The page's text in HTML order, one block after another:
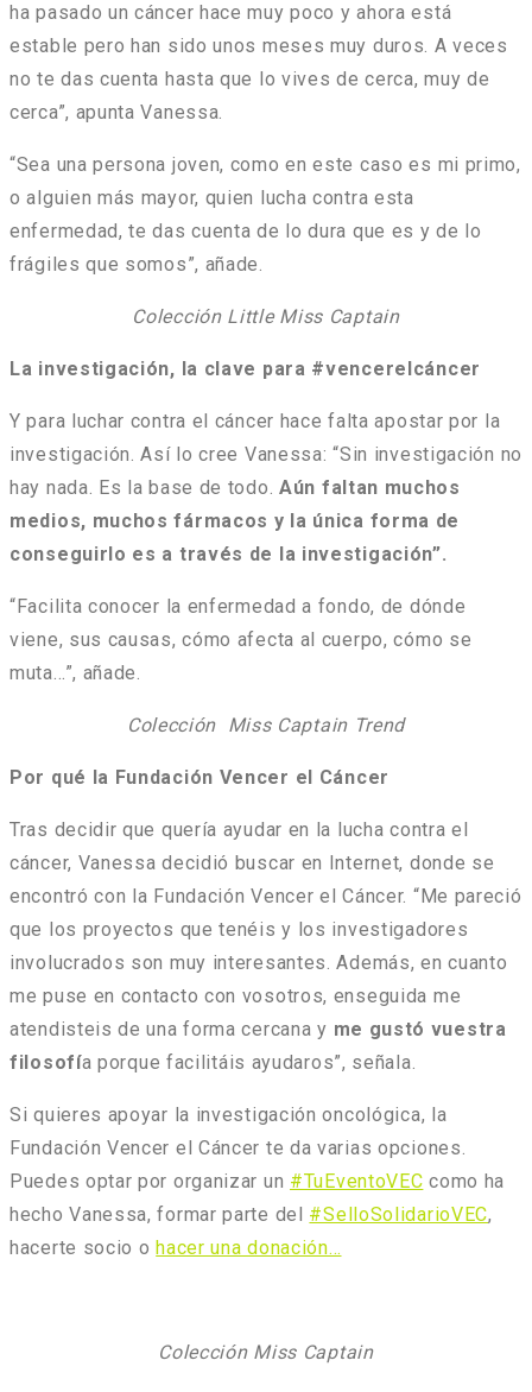
ha pasado un cáncer hace muy poco y ahora está
estable pero han sido unos meses muy duros. A veces
no te das cuenta hasta que lo vives de cerca, muy de
cerca”, apunta Vanessa.
“Sea una persona joven, como en este caso es mi primo,
o alguien más mayor, quien lucha contra esta
enfermedad, te das cuenta de lo dura que es y de lo
frágiles que somos”, añade.
Colección Little Miss Captain
La investigación, la clave para #vencerelcáncer
Y para luchar contra el cáncer hace falta apostar por la
investigación. Así lo cree Vanessa: “Sin investigación no
hay nada. Es la base de todo. Aún faltan muchos
medios, muchos fármacos y la única forma de
conseguirlo es a través de la investigación”.
“Facilita conocer la enfermedad a fondo, de dónde
viene, sus causas, cómo afecta al cuerpo, cómo se
muta…”, añade.
Colección Miss Captain Trend
Por qué la Fundación Vencer el Cáncer
Tras decidir que quería ayudar en la lucha contra el
cáncer, Vanessa decidió buscar en Internet, donde se
encontró con la Fundación Vencer el Cáncer. “Me pareció
que los proyectos que tenéis y los investigadores
involucrados son muy interesantes. Además, en cuanto
me puse en contacto con vosotros, enseguida me
atendisteis de una forma cercana y me gustó vuestra
filosofía porque facilitáis ayudaros”, señala.
Si quieres apoyar la investigación oncológica, la
Fundación Vencer el Cáncer te da varias opciones.
Puedes optar por organizar un #TuEventoVEC como ha
hecho Vanessa, formar parte del #SelloSolidarioVEC,
hacerte socio o hacer una donación…
Colección Miss Captain